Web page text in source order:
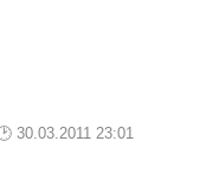
30.03.2011 23:01